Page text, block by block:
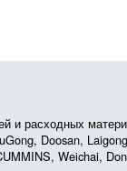
расходных
Doosan,
Weichai,